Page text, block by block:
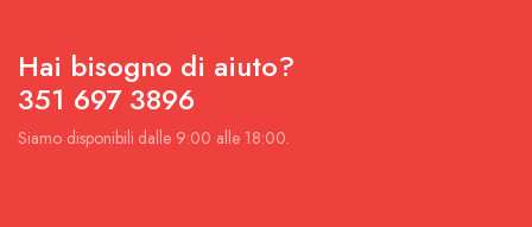
Hai bisogno di aiuto?
351 697 3896
Siamo disponibili dalle 9:00 alle 18:00.